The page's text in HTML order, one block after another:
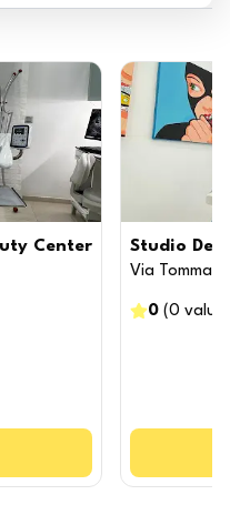
Center Studio
Via
0 (0